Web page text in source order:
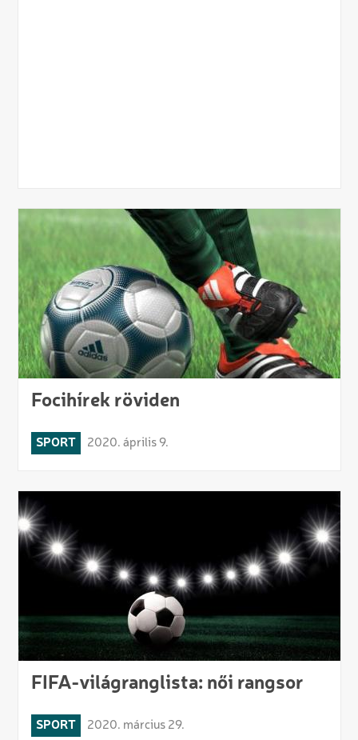
Focihírek röviden
SPORT 2020. április 9.
FIFA-világranglista: női rangsor
SPORT 2020. március 29.